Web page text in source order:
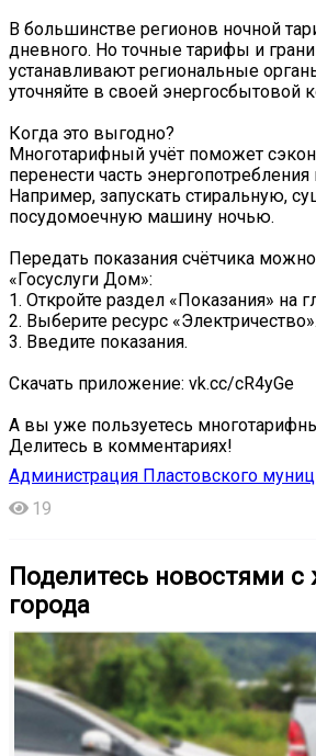
В большинстве регионов ночной
дневного. Но точные тарифы и
устанавливают региональные
уточняйте в своей энергосбытовой
Когда это выгодно?
Многотарифный учёт поможет
перенести часть
Например, запускать стиральную,
посудомоечную машину ночью.
Передать показания счётчика
«Госуслуги Дом»:
1. Откройте раздел «Показания» на
2. Выберите ресурс «Электричество».
3. Введите показания.
Скачать приложение: vk.cc/cR4yGe
А вы уже пользуетесь
Делитесь в комментариях!
Администрация Пластовского
19
Поделитесь новостями
города